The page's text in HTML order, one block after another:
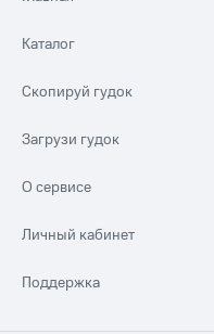
Каталог
Скопируй гудок
Загрузи гудок
О сервисе
Личный кабинет
Поддержка